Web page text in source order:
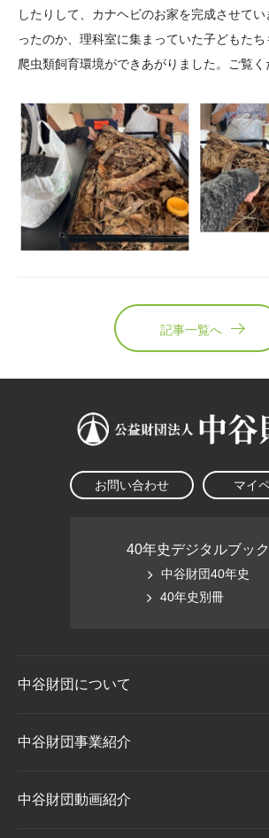
したりして、カナヘビのお家を完成させて
ったのか、理科室に集まっていた子どもた
爬虫類飼育環境ができあがりました。ご覧く
記事一覧へ
お問い合わせ マイ
40年史デジタルブック
中谷財団40年史
40年史別冊
中谷財団について
中谷財団について
理事長挨拶
中谷財団事業紹介
中谷財団事業紹介
中谷財団動画紹介